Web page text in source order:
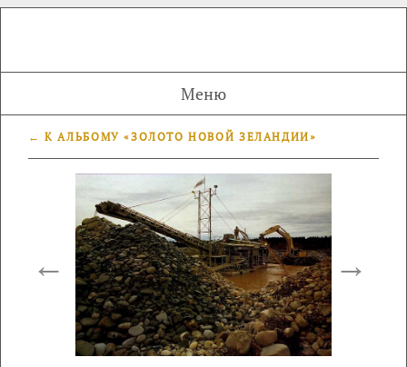
Меню
← К АЛЬБОМУ «ЗОЛОТО НОВОЙ ЗЕЛАНДИИ»
← →